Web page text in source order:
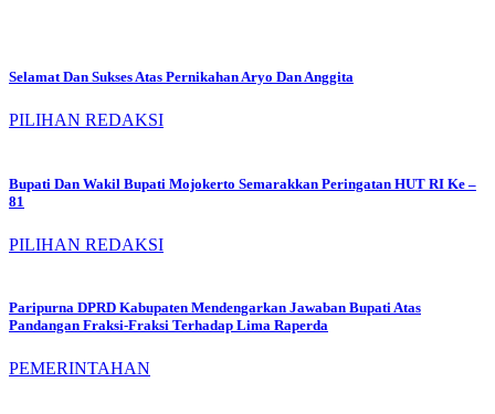
Selamat Dan Sukses Atas Pernikahan Aryo Dan Anggita
PILIHAN REDAKSI
Bupati Dan Wakil Bupati Mojokerto Semarakkan Peringatan HUT RI Ke –
81
PILIHAN REDAKSI
Paripurna DPRD Kabupaten Mendengarkan Jawaban Bupati Atas
Pandangan Fraksi-Fraksi Terhadap Lima Raperda
PEMERINTAHAN